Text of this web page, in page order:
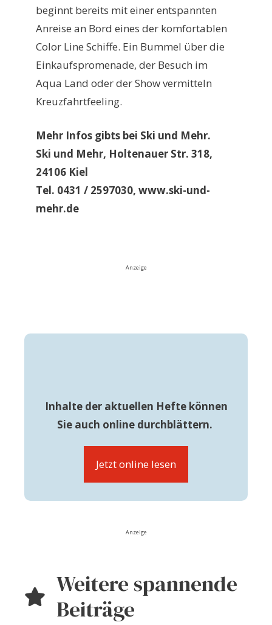
beginnt bereits mit einer entspannten
Anreise an Bord eines der komfortablen
Color Line Schiffe. Ein Bummel über die
Einkaufspromenade, der Besuch im
Aqua Land oder der Show vermitteln
Kreuzfahrtfeeling.
Mehr Infos gibts bei Ski und Mehr.
Ski und Mehr, Holtenauer Str. 318,
24106 Kiel
Tel. 0431 / 2597030, www.ski-und-
mehr.de
Anzeige
Inhalte der aktuellen Hefte können
Sie auch online durchblättern.
Jetzt online lesen
Anzeige
Weitere spannende
Beiträge